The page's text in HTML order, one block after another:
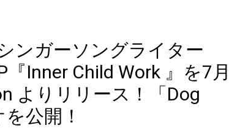
ンガーソングライター
Inner Child Work 』を7月
よりリリース！「Dog
公開！